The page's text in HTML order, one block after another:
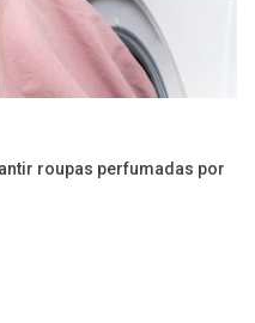
roupas perfumadas por